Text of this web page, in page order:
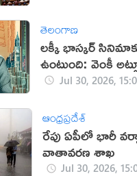
తెలంగాణ
లక్కీ భాస్కర్
ఉంటుంది: వెంకీ
Jul 30, 2026,
ఆంధ్రప్రదేశ్
రేపు ఏపీలో భారీ
వాతావరణ శాఖ
Jul 30, 2026,